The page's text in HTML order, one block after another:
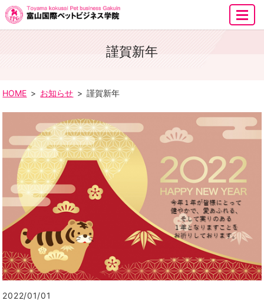
謹賀新年
HOME お知らせ 謹賀新年
2022/01/01